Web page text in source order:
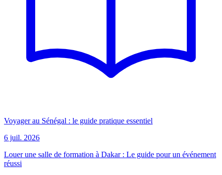
Voyager au Sénégal : le guide pratique essentiel
6 juil. 2026
Louer une salle de formation à Dakar : Le guide pour un événement
réussi